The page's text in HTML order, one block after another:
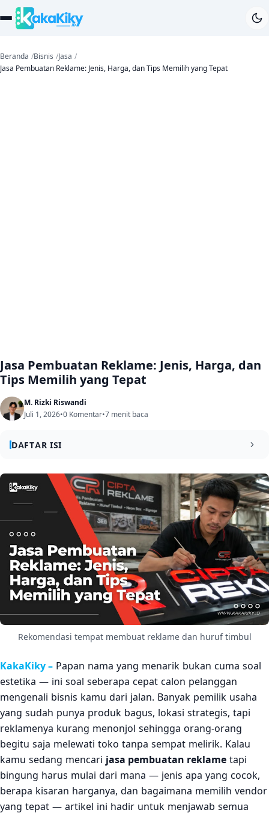
Beranda Bisnis
Jasa
Jasa Pembuatan Reklame: Jenis, Harga, dan Tips Memilih yang Tepat
Jasa Pembuatan Reklame: Jenis, Harga, dan
Tips Memilih yang Tepat
M. Rizki Riswandi
Juli 1, 2026•0 Komentar•7 menit baca
DAFTAR ISI
1
Jenis-Jenis Reklame yang Paling Banyak Digunakan
Bisnis di Indonesia
Huruf Timbul — Kesan Premium yang Langsung
Terasa
1.2
Neon Box — Terang Siang dan Malam, Cocok untuk
Ruko
1.3
Signboard — Pilihan Kokoh untuk Fasad Toko dan
Gedung
1.4 Neon Flex — Estetik, Modern, dan Instagramable
1.5
Pylon Sign dan Billboard — Untuk Visibilitas Skala
Kisaran Harga Jasa Pembuatan Reklame Berdasarkan
Jenisnya
Tips Memilih Jasa Pembuatan Reklame yang Tepat dan
Tidak Rugi
4
Material Reklame yang Wajib Kamu Ketahui Sebelum
Memesan
5
Rekomendasi Jasa Reklame Terpercaya di Area
Jabodetabek
6 Kesimpulan
Rekomendasi tempat membuat reklame dan huruf timbul
KakaKiky – Papan nama yang menarik bukan cuma soal
estetika — ini soal seberapa cepat calon pelanggan
mengenali bisnis kamu dari jalan. Banyak pemilik usaha
yang sudah punya produk bagus, lokasi strategis, tapi
reklamenya kurang menonjol sehingga orang-orang
begitu saja melewati toko tanpa sempat melirik. Kalau
kamu sedang mencari jasa pembuatan reklame tapi
bingung harus mulai dari mana — jenis apa yang cocok,
berapa kisaran harganya, dan bagaimana memilih vendor
yang tepat — artikel ini hadir untuk menjawab semua